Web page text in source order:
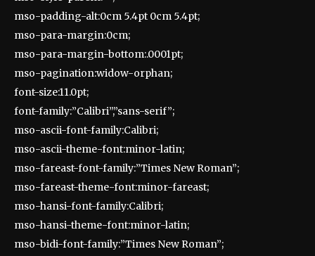
mso-padding-alt:0cm 5.4pt 0cm 5.4pt;
mso-para-margin:0cm;
mso-para-margin-bottom:.0001pt;
mso-pagination:widow-orphan;
font-size:11.0pt;
font-family:”Calibri”,”sans-serif”;
mso-ascii-font-family:Calibri;
mso-ascii-theme-font:minor-latin;
mso-fareast-font-family:”Times New Roman”;
mso-fareast-theme-font:minor-fareast;
mso-hansi-font-family:Calibri;
mso-hansi-theme-font:minor-latin;
mso-bidi-font-family:”Times New Roman”;